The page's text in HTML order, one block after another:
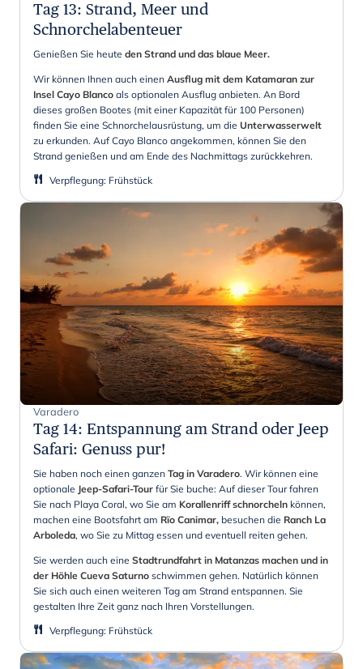
Tag 13: Strand, Meer und
Schnorchelabenteuer
Genießen Sie heute den Strand und das blaue Meer.
Wir können Ihnen auch einen Ausflug mit dem Katamaran zur
Insel Cayo Blanco als optionalen Ausflug anbieten. An Bord
dieses großen Bootes (mit einer Kapazität für 100 Personen)
finden Sie eine Schnorchelausrüstung, um die Unterwasserwelt
zu erkunden. Auf Cayo Blanco angekommen, können Sie den
Strand genießen und am Ende des Nachmittags zurückkehren.
Verpflegung: Frühstück
Varadero
Tag 14: Entspannung am Strand oder Jeep
Safari: Genuss pur!
Sie haben noch einen ganzen Tag in Varadero. Wir können eine
optionale Jeep-Safari-Tour für Sie buche: Auf dieser Tour fahren
Sie nach Playa Coral, wo Sie am Korallenriff schnorcheln können,
machen eine Bootsfahrt am Rïo Canimar, besuchen die Ranch La
Arboleda, wo Sie zu Mittag essen und eventuell reiten gehen.
Sie werden auch eine Stadtrundfahrt in Matanzas machen und in
der Höhle Cueva Saturno schwimmen gehen. Natürlich können
Sie sich auch einen weiteren Tag am Strand entspannen. Sie
gestalten Ihre Zeit ganz nach Ihren Vorstellungen.
Verpflegung: Frühstück